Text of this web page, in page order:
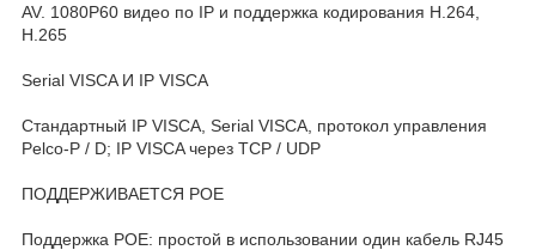
AV. 1080P60 видео по IP и поддержка кодирования H.264,
H.265
Serial VISCA И IP VISCA
Стандартный IP VISCA, Serial VISCA, протокол управления
Pelco-P / D; IP VISCA через TCP / UDP
ПОДДЕРЖИВАЕТСЯ POE
Поддержка POE: простой в использовании один кабель RJ45